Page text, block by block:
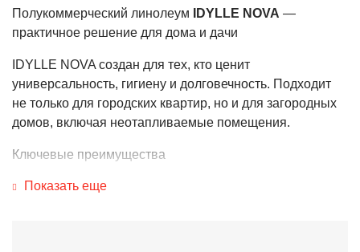
Полукоммерческий линолеум IDYLLE NOVA —
практичное решение для дома и дачи
IDYLLE NOVA создан для тех, кто ценит
универсальность, гигиену и долговечность. Подходит
не только для городских квартир, но и для загородных
домов, включая неотапливаемые помещения.
Ключевые преимущества
- Гипоаллергенность
Показать еще